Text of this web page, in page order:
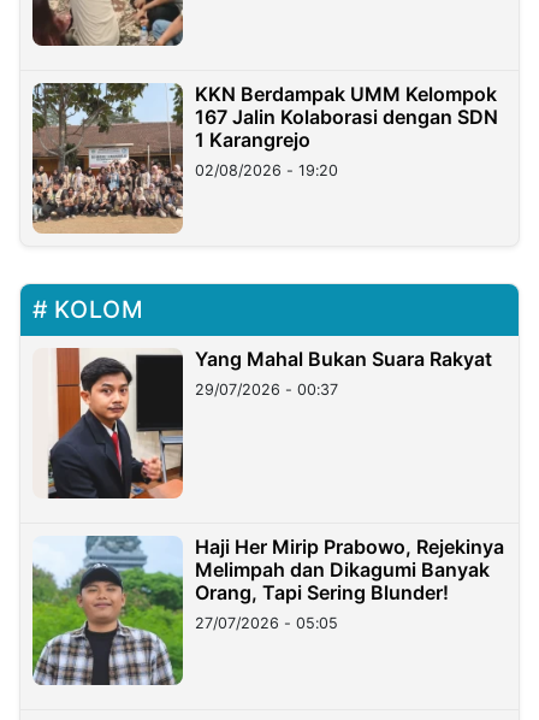
KKN Berdampak UMM Kelompok
167 Jalin Kolaborasi dengan SDN
1 Karangrejo
02/08/2026 - 19:20
KOLOM
Yang Mahal Bukan Suara Rakyat
29/07/2026 - 00:37
Haji Her Mirip Prabowo, Rejekinya
Melimpah dan Dikagumi Banyak
Orang, Tapi Sering Blunder!
27/07/2026 - 05:05